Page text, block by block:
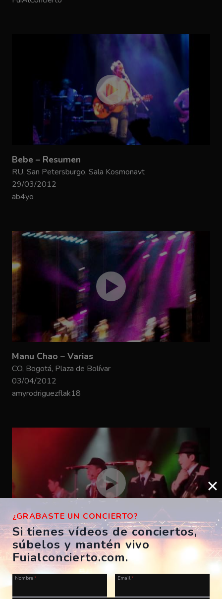
Bebe – Resumen
RU, San Petersburgo, Sala Kosmonavt
29/03/2012
ab4yo
Manu Chao – Varias
CO, Bogotá, Plaza de Bolívar
03/04/2012
amyrodriguezflak18
Osaka Monaurail – Give It Up, Turn It Loose
ES, Barcelona, Sala Bikini
31/03/2012
¿GRABASTE UN CONCIERTO?
Si tienes vídeos de conciertos,
súbelos y mantén vivo
Fuialconcierto.com.
Nombre* Email*